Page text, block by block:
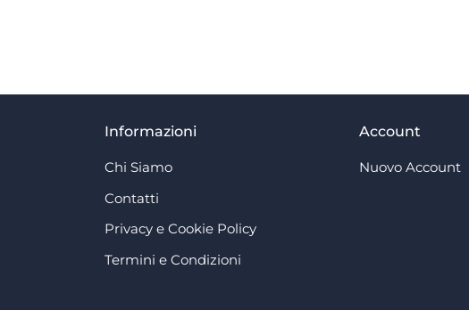
Informazioni
Chi Siamo
Contatti
Privacy e Cookie Policy
Termini e Condizioni
Account
Nuovo Account